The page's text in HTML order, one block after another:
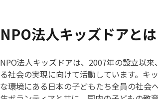
NPO法人キッズドアとは
NPO法人キッズドアは、2007年の設立以
る社会の実現に向けて活動しています。キ
な環境にある日本の子どもたち全員の社会